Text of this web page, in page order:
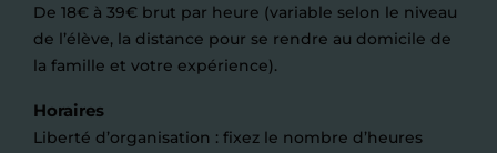
De 18€ à 39€ brut par heure (variable selon le niveau
de l’élève, la distance pour se rendre au domicile de
la famille et votre expérience).
Horaires
Liberté d’organisation : fixez le nombre d’heures